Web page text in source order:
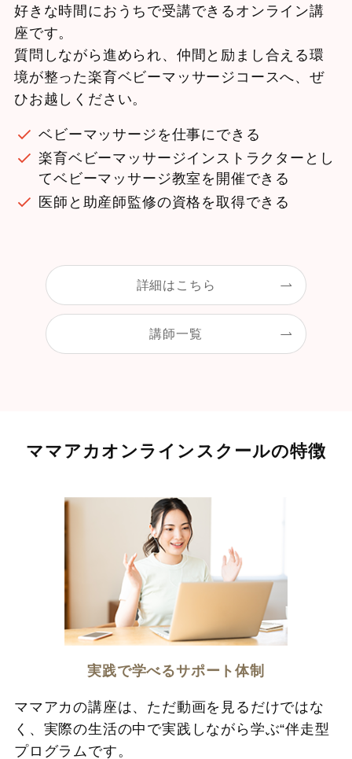
好きな時間におうちで受講できるオンライン講
座です。
質問しながら進められ、仲間と励まし合える環
境が整った楽育ベビーマッサージコースへ、ぜ
ひお越しください。
ベビーマッサージを仕事にできる
楽育ベビーマッサージインストラクターとし
てベビーマッサージ教室を開催できる
医師と助産師監修の資格を取得できる
詳細はこちら
講師一覧
ママアカオンラインスクールの特徴
実践で学べるサポート体制
ママアカの講座は、ただ動画を見るだけではな
く、実際の生活の中で実践しながら学ぶ“伴走型
プログラムです。